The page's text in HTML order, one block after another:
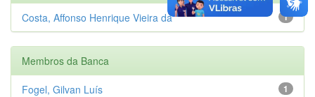
1
Costa, Affonso Henrique Vieira da
Membros da Banca
1
Fogel, Gilvan Luís